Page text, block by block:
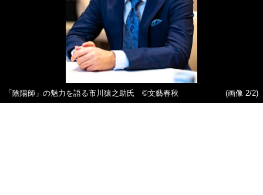
「陰陽師」の魅力を語る市川猿之助氏 ©文藝春秋 (画像 2/2)